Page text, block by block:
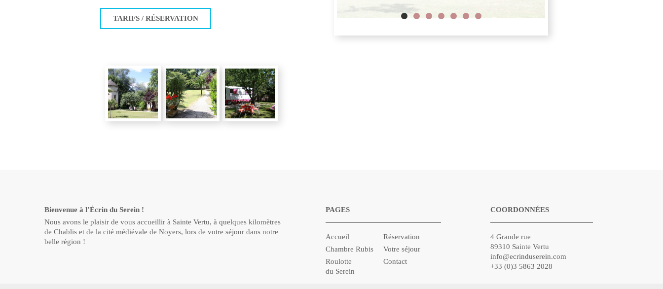
TARIFS / RÉSERVATION
Bienvenue à l’Écrin du Serein !
Nous avons le plaisir de vous accueillir à Sainte Vertu, à quelques kilomètres
de Chablis et de la cité médiévale de Noyers, lors de votre séjour dans notre
belle région !
PAGES
Accueil
Chambre Rubis
Roulotte
du Serein
Réservation
Votre séjour
Contact
COORDONNÉES
4 Grande rue
89310 Sainte Vertu
info@ecrinduserein.com
+33 (0)3 5863 2028